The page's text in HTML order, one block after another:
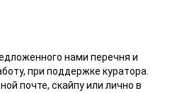
нами перечня и
при поддержке куратора.
почте, скайпу или лично в